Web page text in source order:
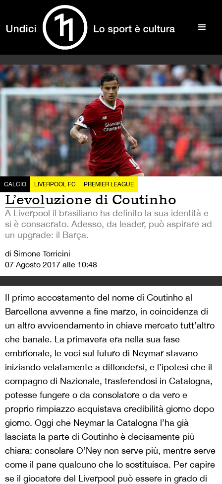
CALCIO LIVERPOOL FC PREMIER LEAGUE
L’evoluzione di Coutinho
A Liverpool il brasiliano ha definito la sua identità e
si è consacrato. Adesso, da leader, può aspirare ad
un upgrade: il Barça.
di Simone Torricini
07 Agosto 2017 alle 10:48
Il primo accostamento del nome di Coutinho al
Barcellona avvenne a fine marzo, in coincidenza di
un altro avvicendamento in chiave mercato tutt’altro
che banale. La primavera era nella sua fase
embrionale, le voci sul futuro di Neymar stavano
iniziando velatamente a diffondersi, e l’ipotesi che il
compagno di Nazionale, trasferendosi in Catalogna,
potesse fungere o da consolatore o da vero e
proprio rimpiazzo acquistava credibilità giorno dopo
giorno. Oggi che Neymar la Catalogna l’ha già
lasciata la parte di Coutinho è decisamente più
chiara: consolare O’Ney non serve più, mentre serve
come il pane qualcuno che lo sostituisca. Per capire
se il giocatore del Liverpool può essere in grado di